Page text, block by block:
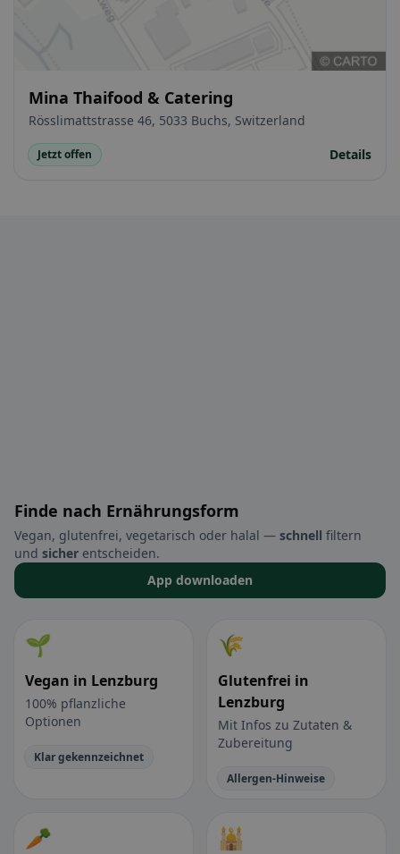
Mina Thaifood & Catering
Rösslimattstrasse 46, 5033 Buchs, Switzerland
Jetzt offen Details
Finde nach Ernährungsform
Vegan, glutenfrei, vegetarisch oder halal — schnell filtern
und sicher entscheiden.
App downloaden
🌱
Vegan in Lenzburg
100% pflanzliche
Optionen
Klar gekennzeichnet
🌾
Glutenfrei in
Lenzburg
Mit Infos zu Zutaten &
Zubereitung
Allergen-Hinweise
🥕 🕌